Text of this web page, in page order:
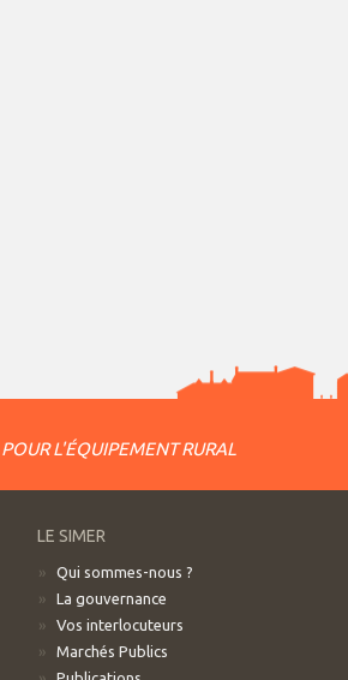
L'ÉQUIPEMENT RURAL
LE SIMER
Qui sommes-nous ?
La gouvernance
Vos interlocuteurs
Marchés Publics